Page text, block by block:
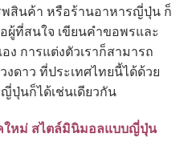
สินค้า หรือร้านอาหารญี่ปุ่น ก็
ผู้ที่สนใจ เขียนคำขอพรและ
ง การแต่งตัวเราก็สามารถ
ดาว ที่ประเทศไทยนี้ได้ด้วย
ปุ่นก็ได้เช่นเดียวกัน
ใหม่ สไตล์มินิมอลแบบญี่ปุ่น